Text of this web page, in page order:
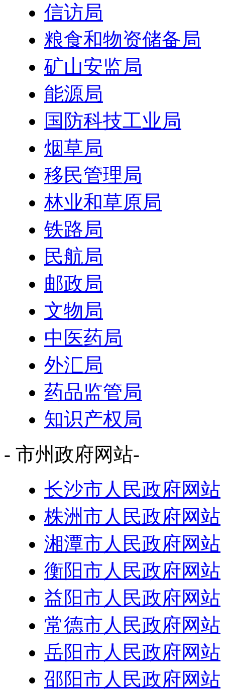
信访局
粮食和物资储备局
矿山安监局
能源局
国防科技工业局
烟草局
移民管理局
林业和草原局
铁路局
民航局
邮政局
文物局
中医药局
外汇局
药品监管局
知识产权局
- 市州政府网站-
长沙市人民政府网站
株洲市人民政府网站
湘潭市人民政府网站
衡阳市人民政府网站
益阳市人民政府网站
常德市人民政府网站
岳阳市人民政府网站
邵阳市人民政府网站